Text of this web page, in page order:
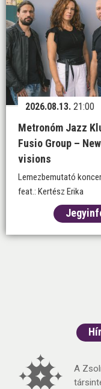
2026.08.13. 21:00
Metronóm Jazz
Fusio Group – New
visions
Lemezbemutató
feat.: Kertész Erika
A